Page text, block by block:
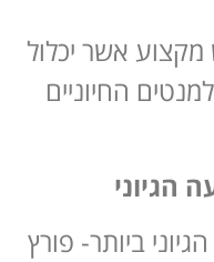
מקצוע אשר יכלול
החיוניים
הגיוני
ביותר- פורץ